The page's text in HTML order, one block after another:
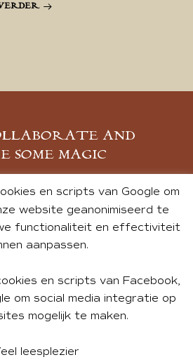
AND
SOME MAGIC
JE AAN
BUREAU 74
en scripts van Google om
website geanonimiseerd te
functionaliteit en effectiviteit
aanpassen.
en scripts van Facebook,
om social media integratie op
mogelijk te maken.
leesplezier